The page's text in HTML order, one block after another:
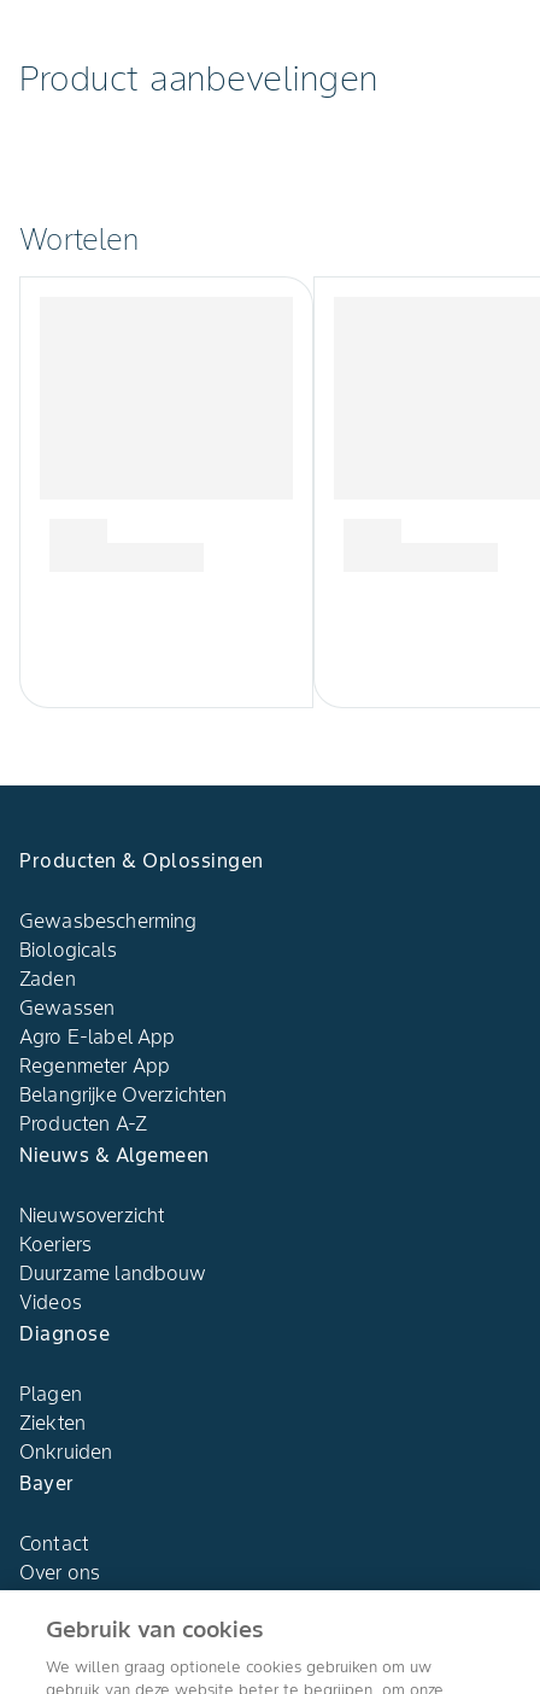
Product aanbevelingen
Wortelen
Producten & Oplossingen
Gewasbescherming
Biologicals
Zaden
Gewassen
Agro E-label App
Regenmeter App
Belangrijke Overzichten
Producten A-Z
Nieuws & Algemeen
Nieuwsoverzicht
Koeriers
Duurzame landbouw
Videos
Diagnose
Plagen
Ziekten
Onkruiden
Bayer
Contact
Over ons
Gebruik van cookies
We willen graag optionele cookies gebruiken om uw
gebruik van deze website beter te begrijpen, om onze